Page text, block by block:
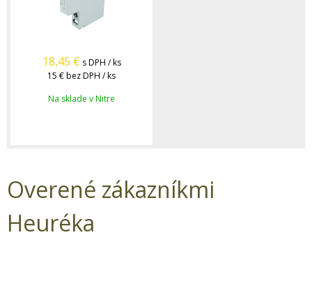
18,45 € s DPH / ks
15 €bez DPH / ks
Na sklade v Nitre
Overené zákazníkmi
Heuréka